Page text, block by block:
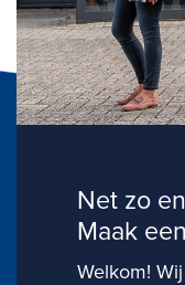
Net zo
Maak
Welkom!